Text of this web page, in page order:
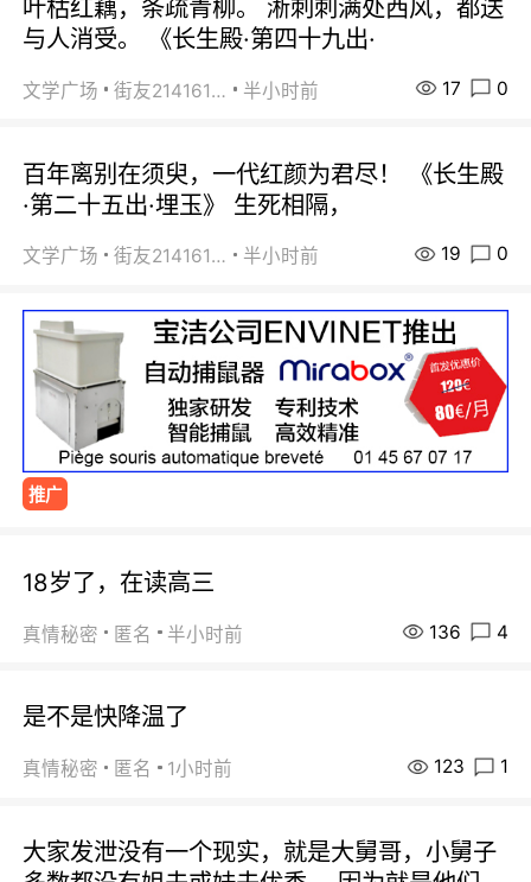
叶枯红藕，条疏青柳。 淅刺刺满处西风，都送
与人消受。 《长生殿·第四十九出·
文学广场 街友21416156 半小时前 17 0
百年离别在须臾，一代红颜为君尽！ 《长生殿
·第二十五出·埋玉》 生死相隔，
文学广场 街友21416156 半小时前 19 0
推广
18岁了，在读高三
真情秘密 匿名 半小时前 136 4
是不是快降温了
真情秘密 匿名 1小时前 123 1
大家发泄没有一个现实，就是大舅哥，小舅子